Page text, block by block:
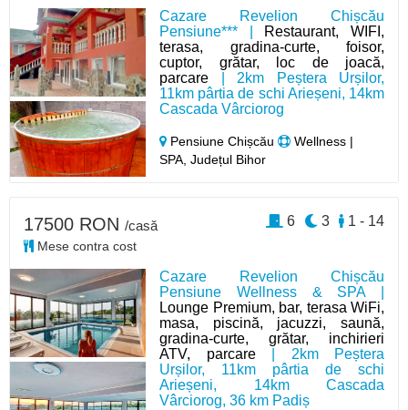
Cazare Revelion Chișcău
Pensiune*** | Restaurant, WIFI,
terasa, gradina-curte, foisor,
cuptor, grătar, loc de joacă,
parcare | 2km Peștera Urșilor,
11km pârtia de schi Arieșeni, 14km
Cascada Vârciorog
Pensiune Chișcău
Wellness |
SPA, Județul Bihor
Cazare Revelion Chișcău
Pensiune Wellness & SPA |
Lounge Premium, bar, terasa WiFi,
masa, piscină, jacuzzi, saună,
gradina-curte, grătar, inchirieri
ATV, parcare| 2km Peștera
Urșilor, 11km pârtia de schi
Arieșeni, 14km Cascada
Vârciorog, 36 km Padiș
17500 RON /casă
Mese contra cost
1 - 14
3
6